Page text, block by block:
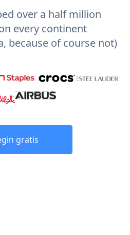
over a half million
every continent
because of course not)
gratis